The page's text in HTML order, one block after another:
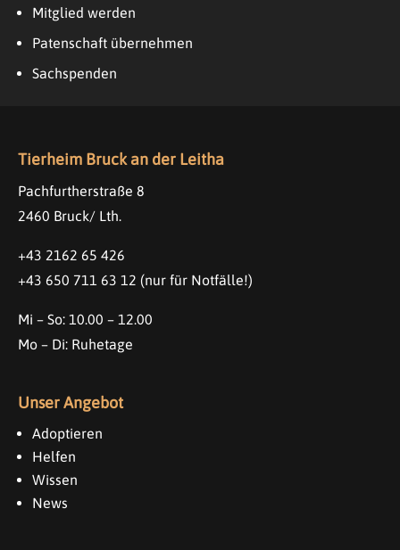
Mitglied werden
Patenschaft übernehmen
Sachspenden
Tierheim Bruck an der Leitha
Pachfurtherstraße 8
2460 Bruck/ Lth.
+43 2162 65 426
+43 650 711 63 12 (nur für Notfälle!)
Mi – So: 10.00 – 12.00
Mo – Di: Ruhetage
Unser Angebot
Adoptieren
Helfen
Wissen
News